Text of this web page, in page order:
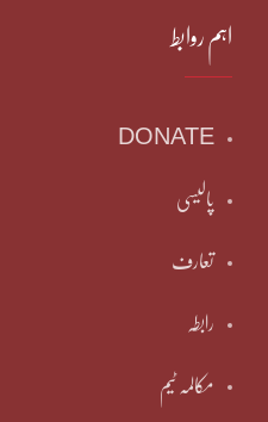
اہم روابط
DONATE
پالیسی
تعارف
رابطہ
مکالمہ ٹیم